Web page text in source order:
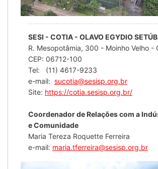
SESI - COTIA - OLAVO EGYDIO
R. Mesopotâmia, 300 - Moinho Velho -
CEP: 06712-100
Tel: (11) 4617-9233
e-mail: sucotia@sesisp.org.br
Site: https://cotia.sesisp.org.br/
Coordenador de Relações com a
e Comunidade
Maria Tereza Roquette Ferreira
e-mail: maria.tferreira@sesisp.org.br